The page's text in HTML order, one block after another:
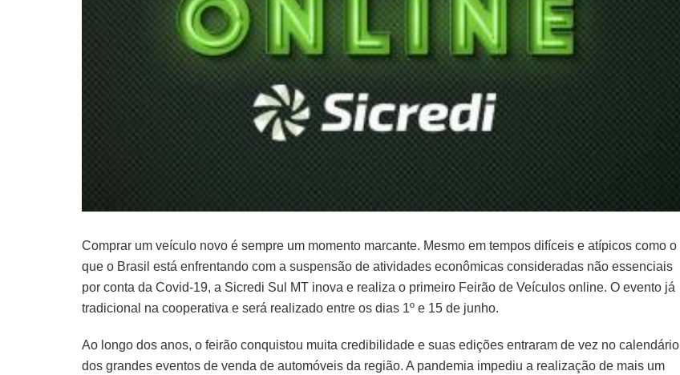
Comprar um veículo novo é sempre um momento marcante. Mesmo em tempos difíceis e atípicos como o
que o Brasil está enfrentando com a suspensão de atividades econômicas consideradas não essenciais
por conta da Covid-19, a Sicredi Sul MT inova e realiza o primeiro Feirão de Veículos online. O evento já
tradicional na cooperativa e será realizado entre os dias 1º e 15 de junho.
Ao longo dos anos, o feirão conquistou muita credibilidade e suas edições entraram de vez no calendário
dos grandes eventos de venda de automóveis da região. A pandemia impediu a realização de mais um